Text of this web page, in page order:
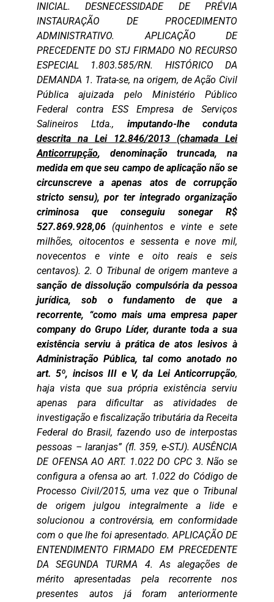
INICIAL. DESNECESSIDADE DE PRÉVIA
INSTAURAÇÃO DE PROCEDIMENTO
ADMINISTRATIVO. APLICAÇÃO DE
PRECEDENTE DO STJ FIRMADO NO RECURSO
ESPECIAL 1.803.585/RN. HISTÓRICO DA
DEMANDA 1. Trata-se, na origem, de Ação Civil
Pública ajuizada pelo Ministério Público
Federal contra ESS Empresa de Serviços
Salineiros Ltda., imputando-lhe conduta
descrita na Lei 12.846/2013 (chamada Lei
Anticorrupção, denominação truncada, na
medida em que seu campo de aplicação não se
circunscreve a apenas atos de corrupção
stricto sensu), por ter integrado organização
criminosa que conseguiu sonegar R$
527.869.928,06 (quinhentos e vinte e sete
milhões, oitocentos e sessenta e nove mil,
novecentos e vinte e oito reais e seis
centavos). 2. O Tribunal de origem manteve a
sanção de dissolução compulsória da pessoa
jurídica, sob o fundamento de que a
recorrente, “como mais uma empresa paper
company do Grupo Líder, durante toda a sua
existência serviu à prática de atos lesivos à
Administração Pública, tal como anotado no
art. 5º, incisos III e V, da Lei Anticorrupção,
haja vista que sua própria existência serviu
apenas para dificultar as atividades de
investigação e fiscalização tributária da Receita
Federal do Brasil, fazendo uso de interpostas
pessoas – laranjas” (fl. 359, e-STJ). AUSÊNCIA
DE OFENSA AO ART. 1.022 DO CPC 3. Não se
configura a ofensa ao art. 1.022 do Código de
Processo Civil/2015, uma vez que o Tribunal
de origem julgou integralmente a lide e
solucionou a controvérsia, em conformidade
com o que lhe foi apresentado. APLICAÇÃO DE
ENTENDIMENTO FIRMADO EM PRECEDENTE
DA SEGUNDA TURMA 4. As alegações de
mérito apresentadas pela recorrente nos
presentes autos já foram anteriormente